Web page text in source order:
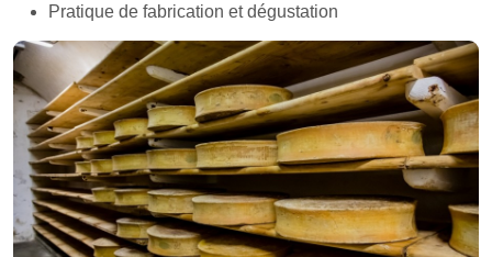
Pratique de fabrication et dégustation